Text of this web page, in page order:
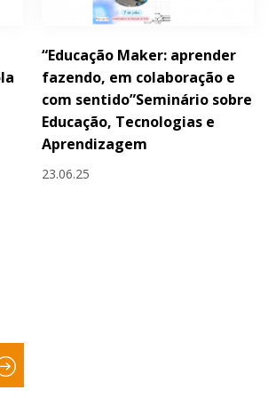
“Educação Maker: aprender
fazendo, em colaboração e
com sentido”Seminário sobre
Educação, Tecnologias e
Aprendizagem
23.06.25